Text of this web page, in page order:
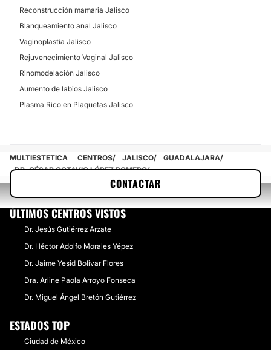
Reconstrucción mamaria Jalisco
Blanqueamiento anal Jalisco
Vaginoplastia Jalisco
Rejuvenecimiento Vaginal Jalisco
Rinomodelación Jalisco
Aumento de labios Jalisco
Plasma Rico en Plaquetas Jalisco
CONTACTAR
MULTIESTETICA CENTROS JALISCO
GUADALAJARA
DR. CÉSAR OCTAVIO LÓPEZ ROMERO
ÚLTIMOS CENTROS VISTOS
Dr. Jesús Gutiérrez Arzate
Dr. Héctor Adolfo Morales Yépez
Dr. Jaime Yesid Bolivar Flores
Dra. Arline Paola Arroyo Fonseca
Dr. Miguel Ángel Bretón Gutiérrez
ESTADOS TOP
Ciudad de México